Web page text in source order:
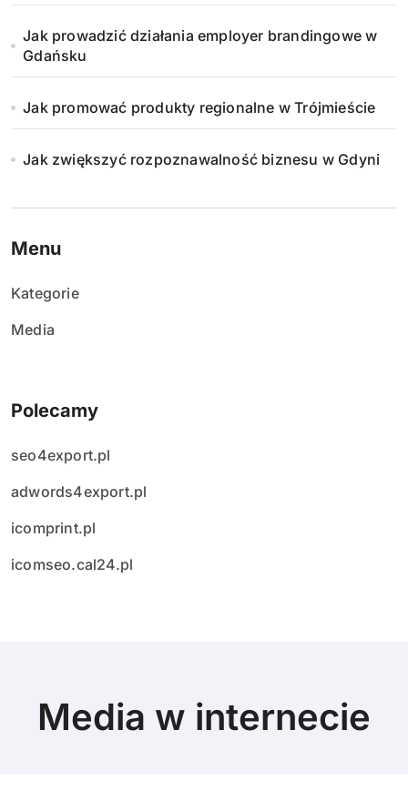
Jak prowadzić działania employer brandingowe w
Gdańsku
Jak promować produkty regionalne w Trójmieście
Jak zwiększyć rozpoznawalność biznesu w Gdyni
Menu
Kategorie
Media
Polecamy
seo4export.pl
adwords4export.pl
icomprint.pl
icomseo.cal24.pl
Media w internecie